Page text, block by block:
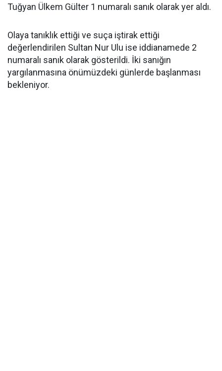
Tuğyan Ülkem Gülter 1 numaralı sanık olarak yer aldı.
Olaya tanıklık ettiği ve suça iştirak ettiği
değerlendirilen Sultan Nur Ulu ise iddianamede 2
numaralı sanık olarak gösterildi. İki sanığın
yargılanmasına önümüzdeki günlerde başlanması
bekleniyor.